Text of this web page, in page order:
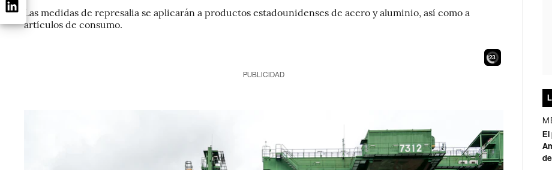
Las medidas de represalia se aplicarán a productos estadounidenses de acero y aluminio, así como a
artículos de consumo.
21
PUBLICIDAD
El